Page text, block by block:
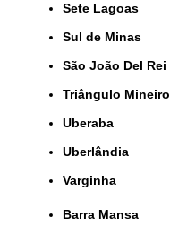
Sete Lagoas
Sul de Minas
São João Del Rei
Triângulo Mineiro
Uberaba
Uberlândia
Varginha
Barra Mansa